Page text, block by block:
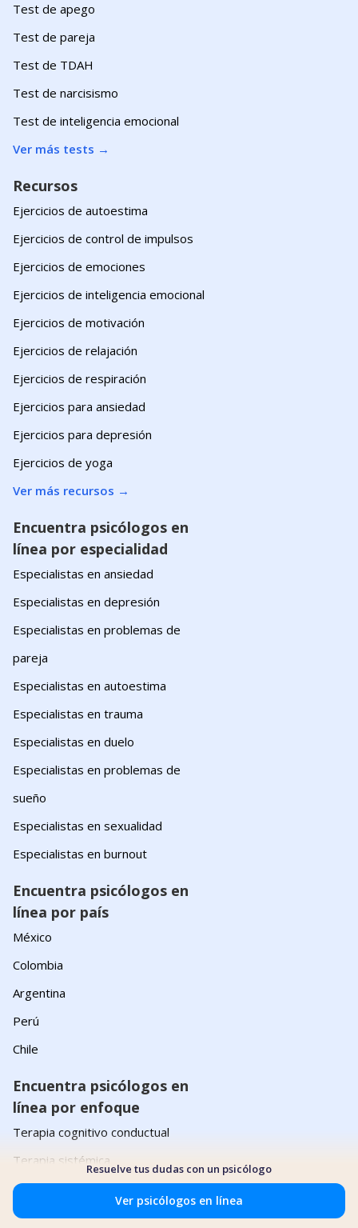
Resuelve tus dudas con un psicólogo
Ver psicólogos en línea
Test de apego
Test de pareja
Test de TDAH
Test de narcisismo
Test de inteligencia emocional
Ver más tests →
Recursos
Ejercicios de autoestima
Ejercicios de control de impulsos
Ejercicios de emociones
Ejercicios de inteligencia emocional
Ejercicios de motivación
Ejercicios de relajación
Ejercicios de respiración
Ejercicios para ansiedad
Ejercicios para depresión
Ejercicios de yoga
Ver más recursos →
Encuentra psicólogos en
línea por especialidad
Especialistas en ansiedad
Especialistas en depresión
Especialistas en problemas de
pareja
Especialistas en autoestima
Especialistas en trauma
Especialistas en duelo
Especialistas en problemas de
sueño
Especialistas en sexualidad
Especialistas en burnout
Encuentra psicólogos en
línea por país
México
Colombia
Argentina
Perú
Chile
Encuentra psicólogos en
línea por enfoque
Terapia cognitivo conductual
Terapia sistémica
Terapia humanista
Terapia integrativa